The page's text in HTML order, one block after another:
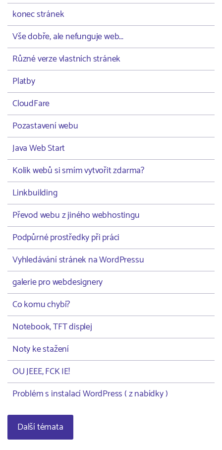
konec stránek
Vše dobře, ale nefunguje web...
Různé verze vlastních stránek
Platby
CloudFare
Pozastavení webu
Java Web Start
Kolik webů si smím vytvořit zdarma?
Linkbuilding
Převod webu z jiného webhostingu
Podpůrné prostředky při práci
Vyhledávání stránek na WordPressu
galerie pro webdesignery
Co komu chybí?
Notebook, TFT displej
Noty ke stažení
OU JEEE, FCK IE!
Problém s instalací WordPress ( z nabídky )
Další témata